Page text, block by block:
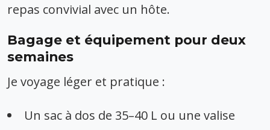
repas convivial avec un hôte.
Bagage et équipement pour deux
semaines
Je voyage léger et pratique :
Un sac à dos de 35–40 L ou une valise